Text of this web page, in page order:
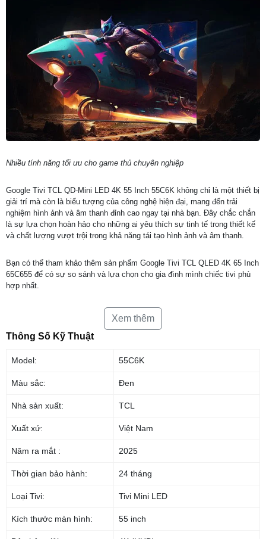
Nhiều tính năng tối ưu cho game thủ chuyên nghiệp
Google Tivi TCL QD-Mini LED 4K 55 Inch 55C6K không chỉ là một thiết bị
giải trí mà còn là biểu tượng của công nghệ hiện đại, mang đến trải
nghiệm hình ảnh và âm thanh đỉnh cao ngay tại nhà bạn. Đây chắc chắn
là sự lựa chọn hoàn hảo cho những ai yêu thích sự tinh tế trong thiết kế
và chất lượng vượt trội trong khả năng tái tạo hình ảnh và âm thanh.
Bạn có thể tham khảo thêm sản phẩm Google Tivi TCL QLED 4K 65 Inch
65C655 để có sự so sánh và lựa chọn cho gia đình mình chiếc tivi phù
hợp nhất.
Xem thêm
Thông Số Kỹ Thuật
Model: 55C6K
Màu sắc: Đen
Nhà sản xuất: TCL
Xuất xứ: Việt Nam
Năm ra mắt : 2025
Thời gian bảo hành: 24 tháng
Loại Tivi: Tivi Mini LED
Kích thước màn hình: 55 inch